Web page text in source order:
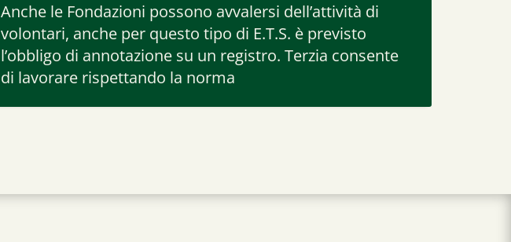
Anche le Fondazioni possono avvalersi dell’attività di
volontari, anche per questo tipo di E.T.S. è previsto
l’obbligo di annotazione su un registro. Terzia consente
di lavorare rispettando la norma